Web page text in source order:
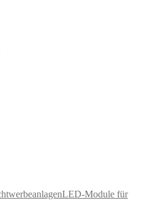
LED-Module für